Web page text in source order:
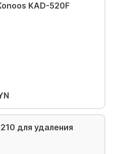
KAD-520F
для удаления